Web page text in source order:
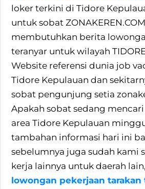
loker terkini di Tidore
untuk sobat
membutuhkan berita
teranyar untuk wilayah
Website referensi dunia job
Tidore Kepulauan dan
sobat pengunjung setia
Apakah sobat sedang
area Tidore Kepulauan
tambahan informasi hari ini
sebelumnya juga sudah kami
kerja lainnya untuk daerah
lowongan pekerjaan